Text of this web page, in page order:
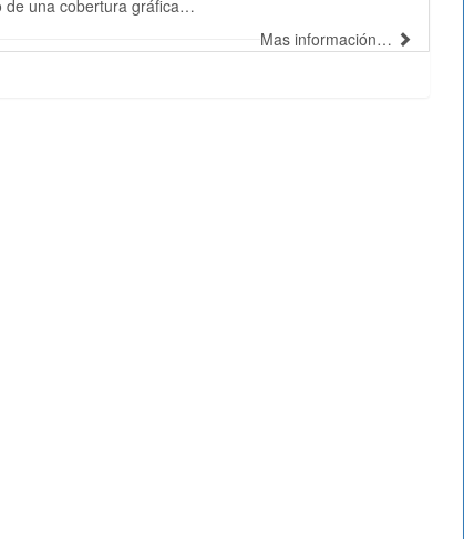
de una cobertura gráfica…
Mas información…
Publicidad